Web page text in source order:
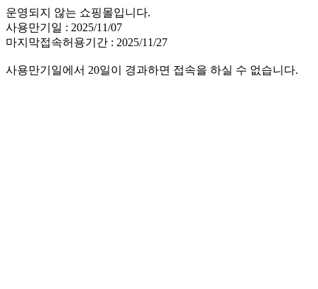
운영되지 않는 쇼핑몰입니다.
사용만기일 : 2025/11/07
마지막접속허용기간 : 2025/11/27
사용만기일에서 20일이 경과하면 접속을 하실 수 없습니다.